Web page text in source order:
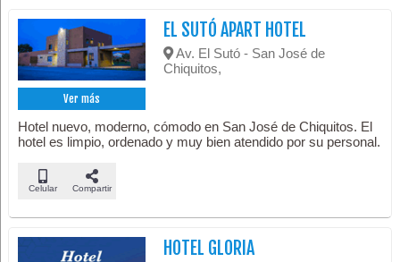
Ver más
EL SUTÓ APART HOTEL
Av. El Sutó - San José de
Chiquitos,
Hotel nuevo, moderno, cómodo en San José de Chiquitos. El
hotel es limpio, ordenado y muy bien atendido por su personal.
Celular Compartir
HOTEL GLORIA